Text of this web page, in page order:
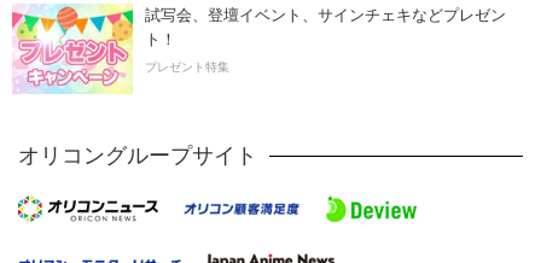
試写会、登壇イベント、サインチェキなどプレゼン
ト！
プレゼント特集
オリコングループサイト